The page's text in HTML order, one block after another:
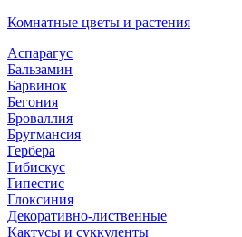
Комнатные цветы и растения
Аспарагус
Бальзамин
Барвинок
Бегония
Броваллия
Бругмансия
Гербера
Гибискус
Гипестис
Глоксиния
Декоративно-лиственные
Кактусы и суккуленты